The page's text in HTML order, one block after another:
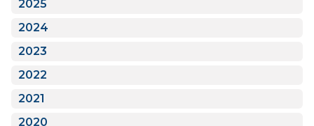
2025
2024
2023
2022
2021
2020